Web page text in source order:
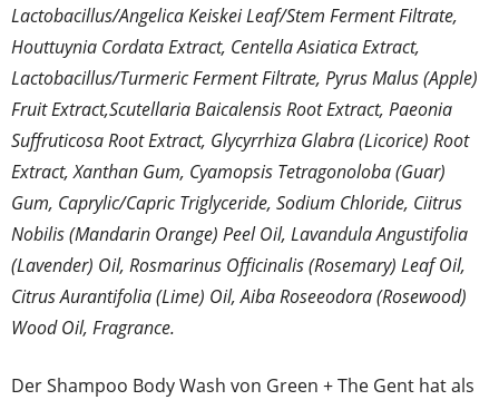
Lactobacillus/Angelica Keiskei Leaf/Stem Ferment Filtrate,
Houttuynia Cordata Extract, Centella Asiatica Extract,
Lactobacillus/Turmeric Ferment Filtrate, Pyrus Malus (Apple)
Fruit Extract,Scutellaria Baicalensis Root Extract, Paeonia
Suffruticosa Root Extract, Glycyrrhiza Glabra (Licorice) Root
Extract, Xanthan Gum, Cyamopsis Tetragonoloba (Guar)
Gum, Caprylic/Capric Triglyceride, Sodium Chloride, Ciitrus
Nobilis (Mandarin Orange) Peel Oil, Lavandula Angustifolia
(Lavender) Oil, Rosmarinus Officinalis (Rosemary) Leaf Oil,
Citrus Aurantifolia (Lime) Oil, Aiba Roseeodora (Rosewood)
Wood Oil, Fragrance.
Der Shampoo Body Wash von Green + The Gent hat als